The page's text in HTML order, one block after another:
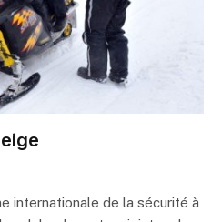
internationale de la sécurité à